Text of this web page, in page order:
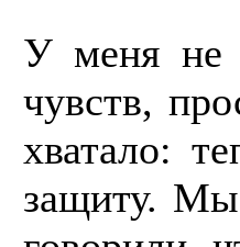
У меня не
чувств,
хватало:
защиту. Мы